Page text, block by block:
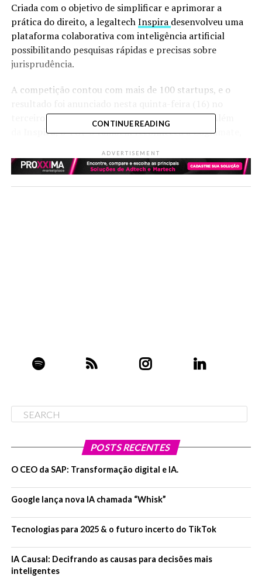
Criada com o objetivo de simplificar e aprimorar a
prática do direito, a legaltechInspira desenvolveu uma
plataforma colaborativa com inteligência artificial
possibilitando pesquisas rápidas e precisas sobre
jurisprudência.
A competição contou com mais de 100 startups, e o
terceiro e último dia do Web Summit de Lisboa. Além
Inspira, o TOP 3 também reconheceu a Cognimate,
de soluções para cuidados infantis da Romênia.
fonte:StartupseWeb Summit
CONTINUE READING
ADVERTISEMENT
POSTS RECENTES
O CEO da SAP: Transformação digital e IA.
Google lança nova IA chamada “Whisk”
Tecnologias para 2025 & o futuro incerto do TikTok
IA Causal: Decifrando as causas para decisões mais
inteligentes